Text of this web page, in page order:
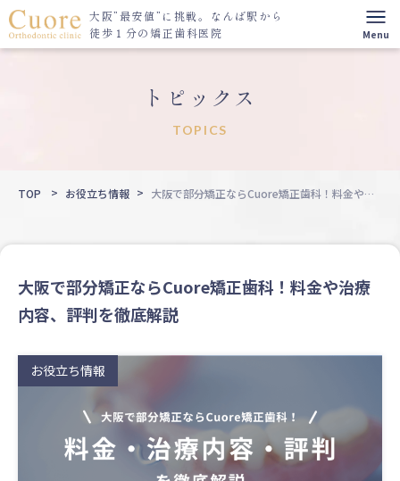
大阪”最安値”に挑戦。 なんば駅から
徒歩１分の矯正歯科医院
トピックス
TOPICS
TOP お役立ち情報
大阪で部分矯正ならCuore矯正歯科！料金や治
大阪で部分矯正ならCuore矯正歯科！料金や治療
内容、評判を徹底解説
お役立ち情報